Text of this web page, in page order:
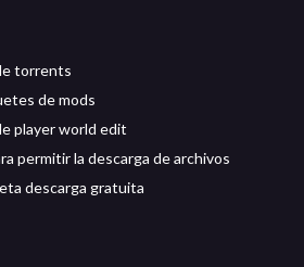
torrents
de mods
player world edit
permitir la descarga de archivos
descarga gratuita